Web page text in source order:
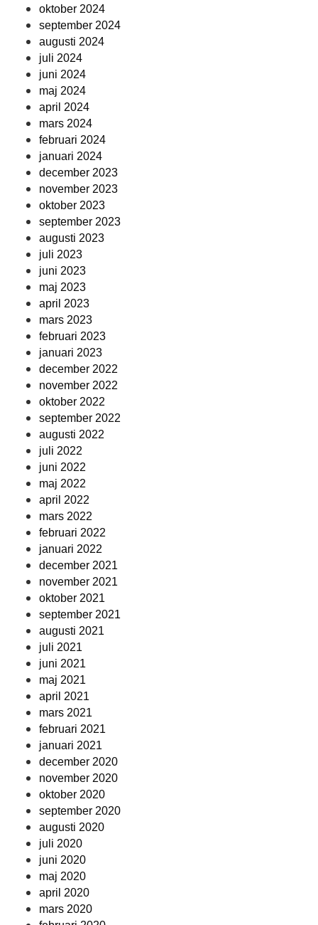
oktober 2024
september 2024
augusti 2024
juli 2024
juni 2024
maj 2024
april 2024
mars 2024
februari 2024
januari 2024
december 2023
november 2023
oktober 2023
september 2023
augusti 2023
juli 2023
juni 2023
maj 2023
april 2023
mars 2023
februari 2023
januari 2023
december 2022
november 2022
oktober 2022
september 2022
augusti 2022
juli 2022
juni 2022
maj 2022
april 2022
mars 2022
februari 2022
januari 2022
december 2021
november 2021
oktober 2021
september 2021
augusti 2021
juli 2021
juni 2021
maj 2021
april 2021
mars 2021
februari 2021
januari 2021
december 2020
november 2020
oktober 2020
september 2020
augusti 2020
juli 2020
juni 2020
maj 2020
april 2020
mars 2020